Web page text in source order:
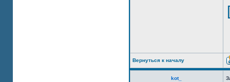
Вернуться к началу
kot_